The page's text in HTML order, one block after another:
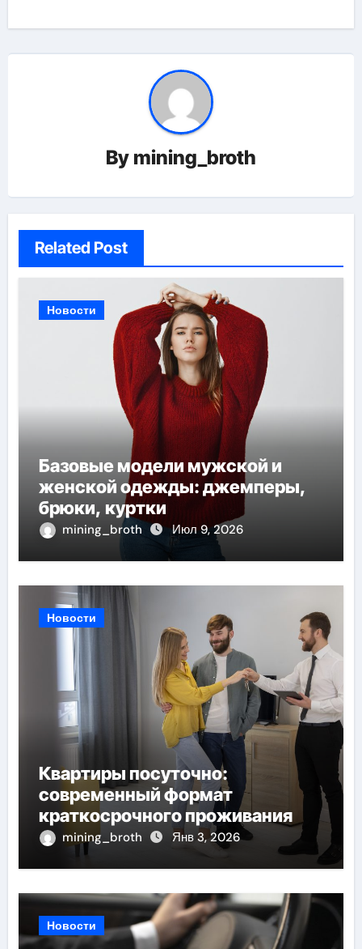
By mining_broth
Related Post
Новости
Базовые модели мужской и
женской одежды: джемперы,
брюки, куртки
mining_broth Июл 9, 2026
Новости
Квартиры посуточно:
современный формат
краткосрочного проживания
mining_broth Янв 3, 2026
Новости